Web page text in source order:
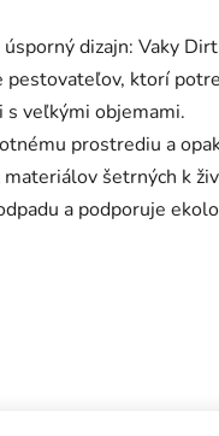
dizajn: Vaky
pestovateľov, ktorí
s veľkými objemami.
prostrediu a
šetrných k
a podporuje